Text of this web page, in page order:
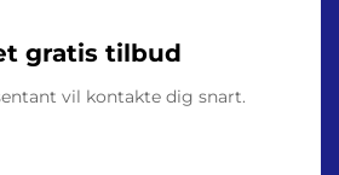
gratis tilbud
vil kontakte dig snart.